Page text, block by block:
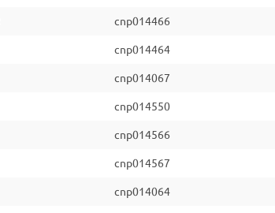
cnp014466
cnp014464
cnp014067
cnp014550
cnp014566
cnp014567
cnp014064